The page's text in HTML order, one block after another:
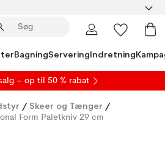
BagningServeringIndretning
– op til 50 % rabat
/ Skeer og Tænger /
Form Paletkniv 29 cm